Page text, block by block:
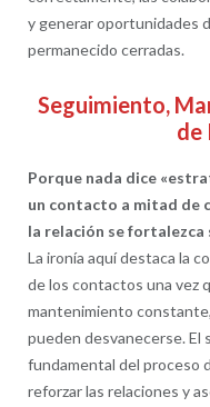
y generar oportunidades
permanecido cerradas.
Seguimiento,
de
Porque nada dice
un contacto a mitad de
la relación se fortalezca
La ironía aquí destaca la
de los contactos una vez
mantenimiento
pueden desvanecerse. El
fundamental del proceso
reforzar las relaciones y